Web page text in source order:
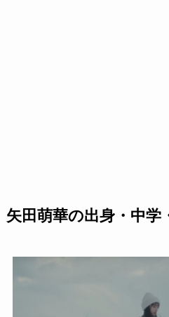
矢田萌華の出身・中学